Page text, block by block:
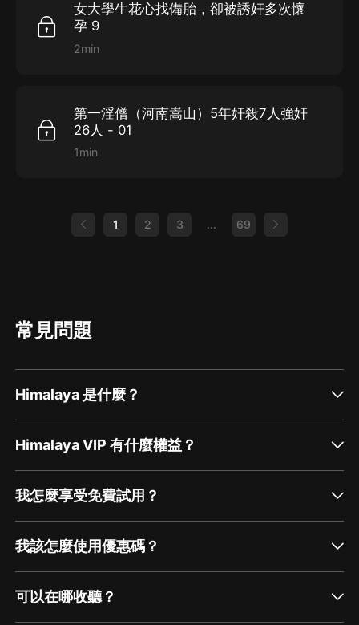
女大學生花心找備胎，卻被誘奸多次懷
孕 9
2min
第一淫僧（河南嵩山）5年奸殺7人強奸
26人 - 01
1min
1 2 3 ... 69
常見問題
Himalaya 是什麼？
Himalaya VIP 有什麼權益？
我怎麼享受免費試用？
我該怎麼使用優惠碼？
可以在哪收聽？